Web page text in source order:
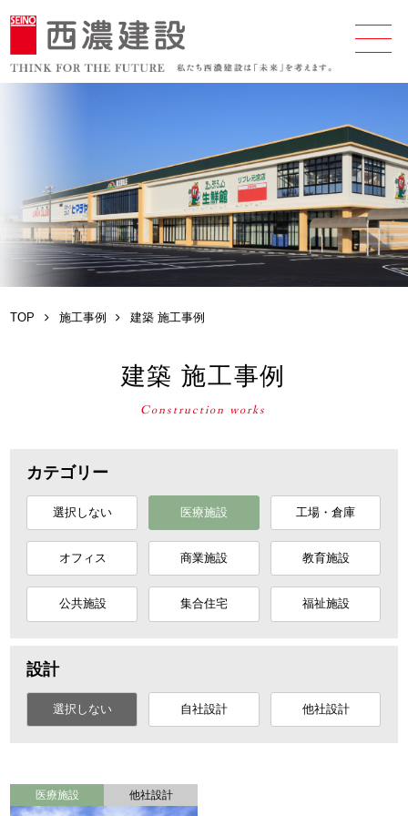
TOP 施工事例 建築 施工事例
建築 施工事例
カテゴリー
選択しない 医療施設 工場・倉庫
オフィス 商業施設 教育施設
公共施設 集合住宅 福祉施設
設計
選択しない 自社設計 他社設計
医療施設 他社設計